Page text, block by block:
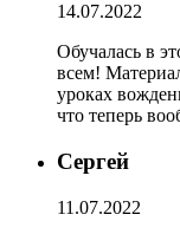
14.07.2022
Обучалась в
всем!
уроках
что теперь
Сергей
11.07.2022